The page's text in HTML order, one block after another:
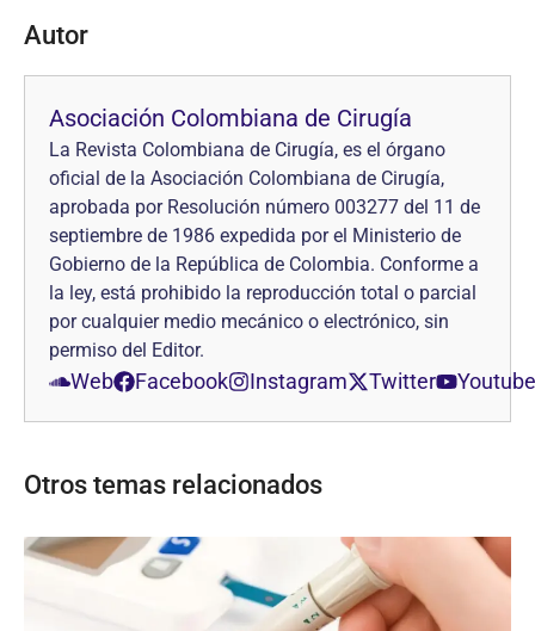
Autor
Asociación Colombiana de Cirugía
La Revista Colombiana de Cirugía, es el órgano
oficial de la Asociación Colombiana de Cirugía,
aprobada por Resolución número 003277 del 11 de
septiembre de 1986 expedida por el Ministerio de
Gobierno de la República de Colombia. Conforme a
la ley, está prohibido la reproducción total o parcial
por cualquier medio mecánico o electrónico, sin
permiso del Editor.
Web Facebook Instagram Twitter Youtube
Otros temas relacionados